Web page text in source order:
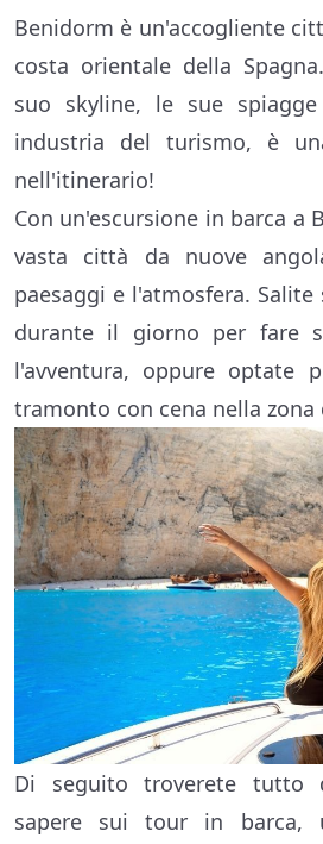
Benidorm è un'accogliente
costa orientale della
suo skyline, le sue
industria del turismo, è
nell'itinerario!
Con un'escursione in barca a
vasta città da nuove
paesaggi e l'atmosfera. Salite
durante il giorno per fare
l'avventura, oppure optate
tramonto con cena nella zona
Di seguito troverete tutto
sapere sui tour in barca,